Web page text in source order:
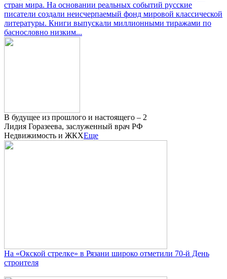
стран мира. На основании реальных событий русские
писатели создали неисчерпаемый фонд мировой классической
литературы. Книги выпускали миллионными тиражами по
баснословно низким...
В будущее из прошлого и настоящего – 2
Лидия Горазеева, заслуженный врач РФ
Недвижимость и ЖКХЕще
На «Окской стрелке» в Рязани широко отметили 70-й День
строителя